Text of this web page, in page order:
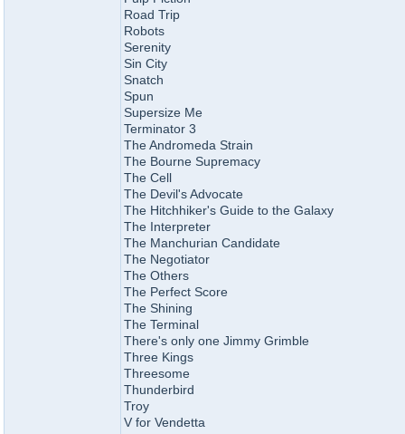
Road Trip
Robots
Serenity
Sin City
Snatch
Spun
Supersize Me
Terminator 3
The Andromeda Strain
The Bourne Supremacy
The Cell
The Devil's Advocate
The Hitchhiker's Guide to the Galaxy
The Interpreter
The Manchurian Candidate
The Negotiator
The Others
The Perfect Score
The Shining
The Terminal
There's only one Jimmy Grimble
Three Kings
Threesome
Thunderbird
Troy
V for Vendetta